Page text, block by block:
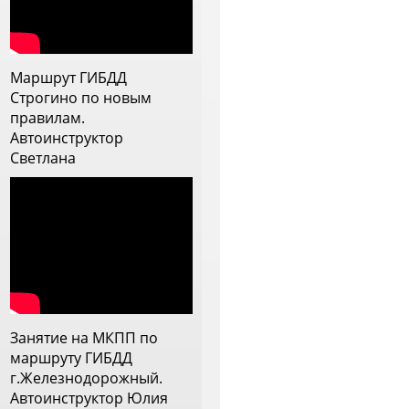
инструктор прям заинтересован
стороны и прорабатывает их.
Теперь меня она напутствовала
на самостоятельное вождение и
я ей очень благодарна
Маршрут ГИБДД
Строгино по новым
правилам.
Автоинструктор
Светлана
Занятие на МКПП по
маршруту ГИБДД
г.Железнодорожный.
Автоинструктор Юлия